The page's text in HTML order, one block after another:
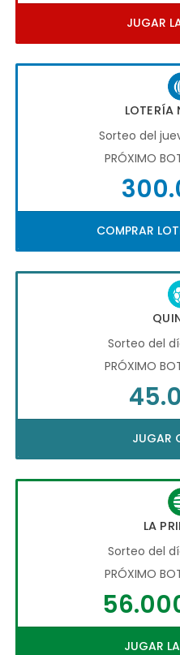
JUGAR
LOTERÍA
Sorteo del
PRÓXIMO
COMPRAR
Sorteo del
PRÓXIMO
JUGAR
LA
Sorteo del
PRÓXIMO
JUGAR